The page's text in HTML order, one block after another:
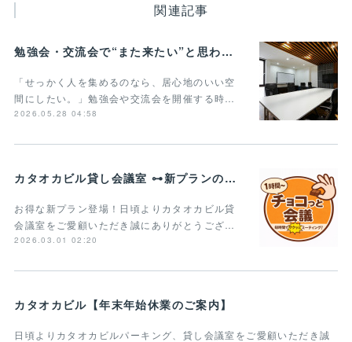
関連記事
勉強会・交流会で“また来たい”と思われる貸し会議室の条件とは？
「せっかく人を集めるのなら、居心地のいい空
間にしたい。」勉強会や交流会を開催する時…
2026.05.28 04:58
カタオカビル貸し会議室 ⊶新プランのご案内⊶
お得な新プラン登場！日頃よりカタオカビル貸
会議室をご愛顧いただき誠にありがとうござ…
2026.03.01 02:20
カタオカビル【年末年始休業のご案内】
日頃よりカタオカビルパーキング、貸し会議室をご愛顧いただき誠